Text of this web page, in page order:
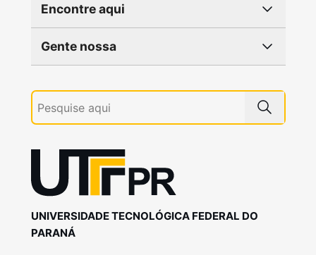
Encontre aqui
Gente nossa
UNIVERSIDADE TECNOLÓGICA FEDERAL DO
PARANÁ